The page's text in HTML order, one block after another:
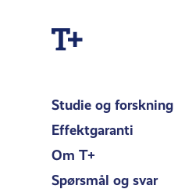
Studie og forskning
Effektgaranti
Om T+
Spørsmål og svar